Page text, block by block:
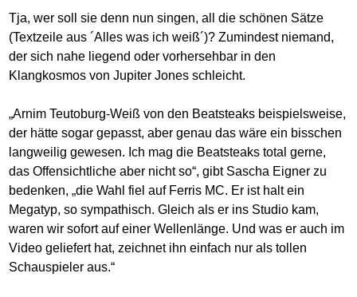
Tja, wer soll sie denn nun singen, all die schönen Sätze
(Textzeile aus ´Alles was ich weiß´)? Zumindest niemand,
der sich nahe liegend oder vorhersehbar in den
Klangkosmos von Jupiter Jones schleicht.
„Arnim Teutoburg-Weiß von den Beatsteaks beispielsweise,
der hätte sogar gepasst, aber genau das wäre ein bisschen
langweilig gewesen. Ich mag die Beatsteaks total gerne,
das Offensichtliche aber nicht so“, gibt Sascha Eigner zu
bedenken, „die Wahl fiel auf Ferris MC. Er ist halt ein
Megatyp, so sympathisch. Gleich als er ins Studio kam,
waren wir sofort auf einer Wellenlänge. Und was er auch im
Video geliefert hat, zeichnet ihn einfach nur als tollen
Schauspieler aus.“